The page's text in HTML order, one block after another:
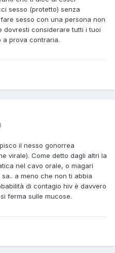
sesso (protetto) senza
sesso con una persona non
dovresti considerare tutti i tuoi
a prova contraria.
il nesso gonorrea
virale). Come detto dagli altri la
nel cavo orale, o magari
a meno che non ti abbia
di contagio hiv è davvero
ferma sulle mucose.